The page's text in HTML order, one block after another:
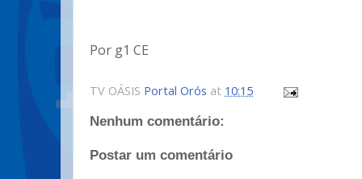
Por g1 CE
TV OÁSIS Portal Orós at 10:15
Nenhum comentário:
Postar um comentário